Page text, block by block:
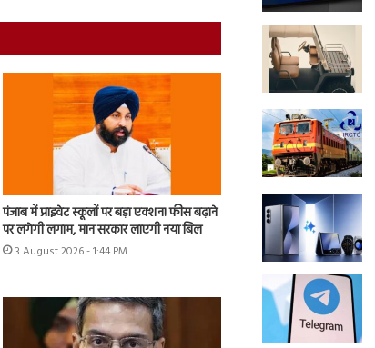
पंजाब में प्राइवेट स्कूलों पर बड़ा एक्शन! फीस बढ़ाने
पर लगेगी लगाम, मान सरकार लाएगी नया बिल
3 August 2026 - 1:44 PM